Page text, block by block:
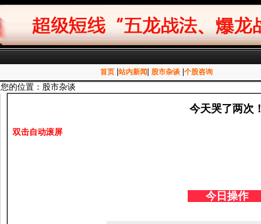
首页| 站内新闻| 股市杂谈| 个股咨询
您的位置：股市杂谈
今天哭了两次！
双击自动滚屏
今日操作